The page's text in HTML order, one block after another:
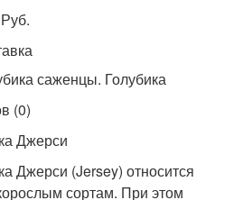
(0)
Джерси
Джерси (Jersey) относится
сортам. При этом